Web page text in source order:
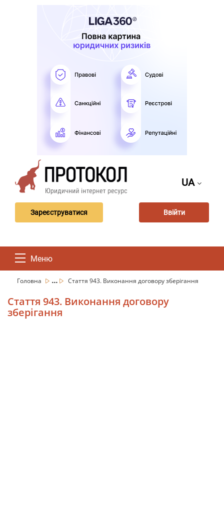
UA
Зареєструватися Ввійти
Меню
Головна ... Стаття 943. Виконання договору зберігання
Стаття 943. Виконання договору
зберігання